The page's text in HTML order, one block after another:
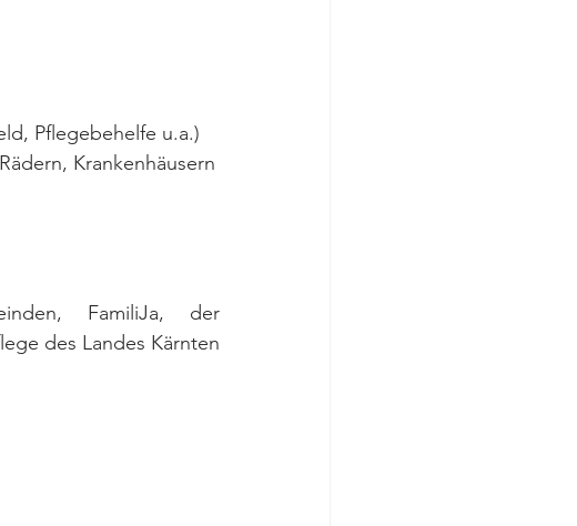
Pflegebehelfe u.a.)
Krankenhäusern
FamiliJa, der
des Landes Kärnten